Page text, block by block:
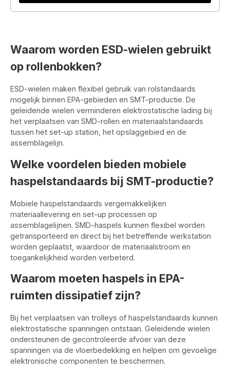
Waarom worden ESD-wielen gebruikt
op rollenbokken?
ESD-wielen maken flexibel gebruik van rolstandaards
mogelijk binnen EPA-gebieden en SMT-productie. De
geleidende wielen verminderen elektrostatische lading bij
het verplaatsen van SMD-rollen en materiaalstandaards
tussen het set-up station, het opslaggebied en de
assemblagelijn.
Welke voordelen bieden mobiele
haspelstandaards bij SMT-productie?
Mobiele haspelstandaards vergemakkelijken
materiaallevering en set-up processen op
assemblagelijnen. SMD-haspels kunnen flexibel worden
getransporteerd en direct bij het betreffende werkstation
worden geplaatst, waardoor de materiaalstroom en
toegankelijkheid worden verbeterd.
Waarom moeten haspels in EPA-
ruimten dissipatief zijn?
Bij het verplaatsen van trolleys of haspelstandaards kunnen
elektrostatische spanningen ontstaan. Geleidende wielen
ondersteunen de gecontroleerde afvoer van deze
spanningen via de vloerbedekking en helpen om gevoelige
elektronische componenten te beschermen.